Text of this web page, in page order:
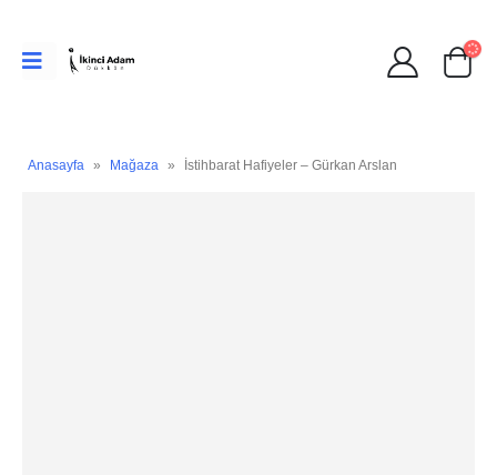
Anasayfa » Mağaza » İstihbarat Hafiyeler – Gürkan Arslan